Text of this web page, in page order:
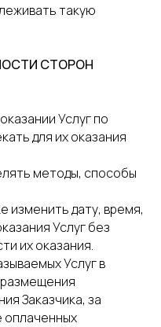
такую
СТОРОН
Услуг по
для их оказания
методы, способы
изменить дату, время,
Услуг без
их оказания.
Услуг в
Заказчика, за